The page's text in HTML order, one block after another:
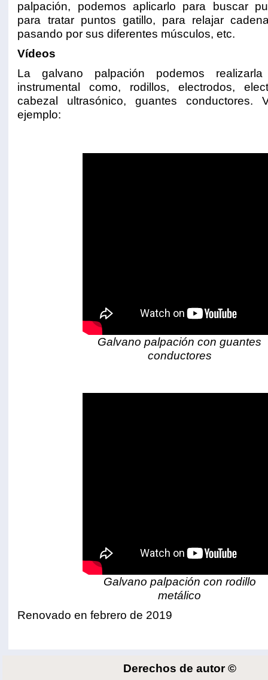
palpación, podemos aplicarlo para buscar
para tratar puntos gatillo, para relajar
pasando por sus diferentes músculos, etc.
Vídeos
La galvano palpación podemos
instrumental como, rodillos, electrodos,
cabezal ultrasónico, guantes conductores.
ejemplo:
Galvano palpación con guantes
conductores
Galvano palpación con rodillo
metálico
Renovado en febrero de 2019
Derechos de autor ©